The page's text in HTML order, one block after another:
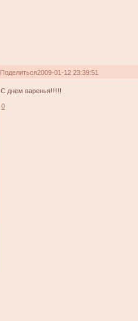
Поделиться2009-01-12 23:39:51
С днем варенья!!!!!!
0